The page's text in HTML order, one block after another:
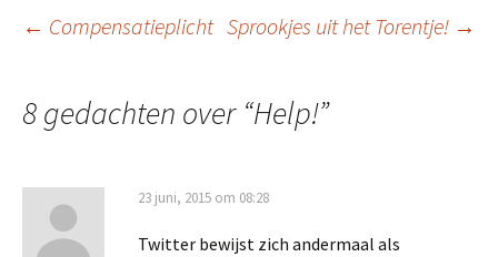
Berichtnavigatie
← Compensatieplicht Sprookjes uit het Torentje! →
8 gedachten over “Help!”
23 juni, 2015 om 08:28
Twitter bewijst zich andermaal als